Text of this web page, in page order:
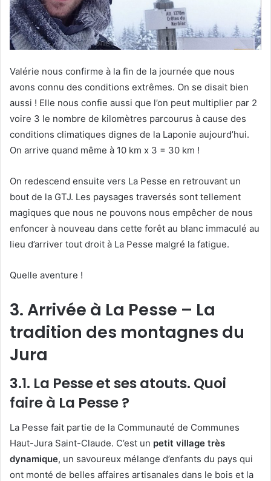
Valérie nous confirme à la fin de la journée que nous
avons connu des conditions extrêmes. On se disait bien
aussi ! Elle nous confie aussi que l’on peut multiplier par 2
voire 3 le nombre de kilomètres parcourus à cause des
conditions climatiques dignes de la Laponie aujourd’hui.
On arrive quand même à 10 km x 3 = 30 km !
On redescend ensuite vers La Pesse en retrouvant un
bout de la GTJ. Les paysages traversés sont tellement
magiques que nous ne pouvons nous empêcher de nous
enfoncer à nouveau dans cette forêt au blanc immaculé au
lieu d’arriver tout droit à La Pesse malgré la fatigue.
Quelle aventure !
3. Arrivée à La Pesse – La
tradition des montagnes du
Jura
3.1. La Pesse et ses atouts. Quoi
faire à La Pesse ?
La Pesse fait partie de la Communauté de Communes
Haut-Jura Saint-Claude. C’est un petit village très
dynamique, un savoureux mélange d’enfants du pays qui
ont monté de belles affaires artisanales dans le bois et la